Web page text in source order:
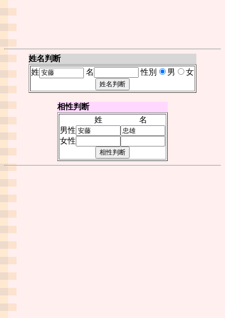
姓名判断
姓
名 性別 男 女
相性判断
姓
名
男性
女性